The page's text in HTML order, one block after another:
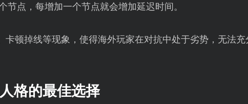
节点，每增加一个节点就会增加延迟时间。
顿掉线等现象，使得海外玩家在对抗中处于劣势，无法充
格的最佳选择